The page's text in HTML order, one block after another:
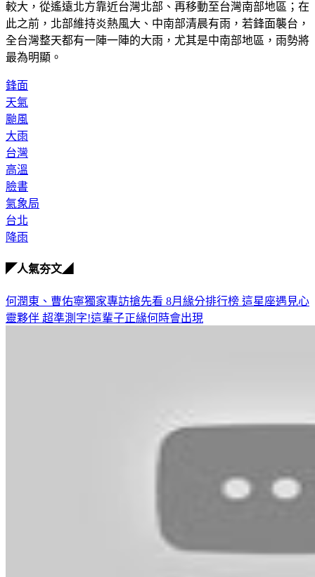
較大，從遙遠北方靠近台灣北部、再移動至台灣南部地區；在
此之前，北部維持炎熱風大、中南部清晨有雨，若鋒面襲台，
全台灣整天都有一陣一陣的大雨，尤其是中南部地區，雨勢將
最為明顯。
鋒面
天氣
颱風
大雨
台灣
高溫
臉書
氣象局
台北
降雨
◤人氣夯文◢
何潤東、曹佑寧獨家專訪搶先看 8月緣分排行榜 這星座遇見心
靈夥伴 超準測字!這輩子正緣何時會出現